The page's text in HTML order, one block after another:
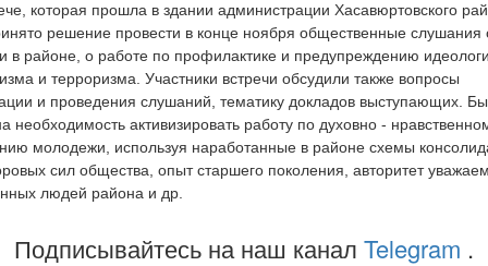
которая прошла в здании администрации Хасавюртовского
решение провести в конце ноября общественные слушания
в районе, о работе по профилактике и предупреждению
и терроризма. Участники встречи обсудили также вопросы
и проведения слушаний, тематику докладов выступающих.
необходимость активизировать работу по духовно -
молодежи, используя наработанные в районе схемы
сил общества, опыт старшего поколения, авторитет
людей района и др.
Подписывайтесь на наш канал Telegram .